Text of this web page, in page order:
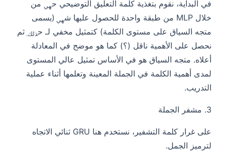
في البداية، نقوم بتغذية كلمة التعليق التوضيحي حهي من
خلال MLP من طبقة واحدة للحصول عليها
شهي (يسمى
متجه السياق على مستوى الكلمة) كتمثيل مخفي لـ حذلك. ثم
نحصل على الأهمية ناقل (؟) كما هو موضح في المعادلة
أعلاه. متجه السياق هو في الأساس تمثيل عالي المستوى
لمدى أهمية الكلمة في الجملة المعينة وتعلمها أثناء عملية
التدريب.
3. مشفر الجملة
على غرار كلمة التشفير، نستخدم هنا GRU ثنائي الاتجاه
لترميز الجمل.